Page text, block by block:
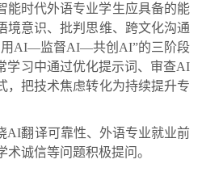
能时代外语专业学生应具备的能
境意识、批判思维、跨文化沟通
用AI—监督AI—共创AI”的三阶段
学习中通过优化提示词、审查AI
，把技术焦虑转化为持续提升专
AI翻译可靠性、外语专业就业前
诚信等问题积极提问。